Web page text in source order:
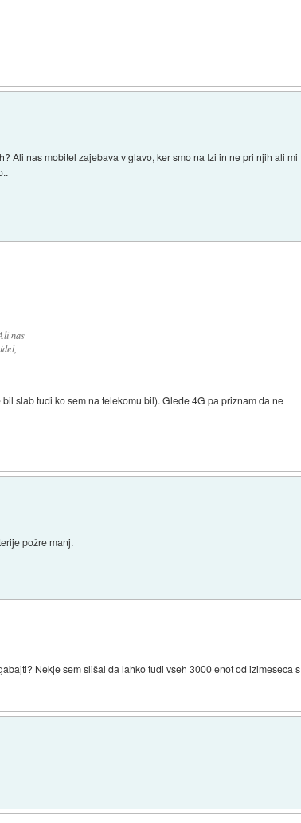
Ali nas mobitel zajebava v glavo, ker smo na Izi in ne pri njih ali mi
nas
slab tudi ko sem na telekomu bil). Glede 4G pa priznam da ne
požre manj.
Nekje sem slišal da lahko tudi vseh 3000 enot od izimeseca s